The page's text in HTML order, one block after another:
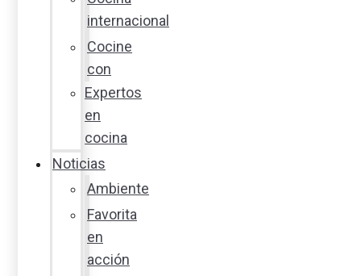
internacional
Cocine
con
Expertos
en
cocina
Noticias
Ambiente
Favorita
en
acción